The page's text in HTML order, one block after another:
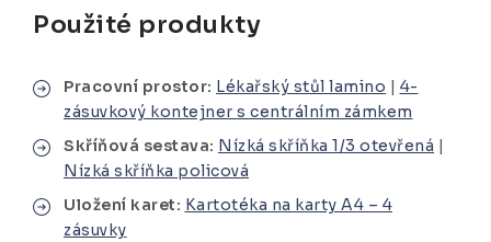
Použité produkty
Pracovní prostor: Lékařský stůl lamino | 4-
zásuvkový kontejner s centrálním zámkem
Skříňová sestava: Nízká skříňka 1/3 otevřená |
Nízká skříňka policová
Uložení karet: Kartotéka na karty A4 – 4
zásuvky